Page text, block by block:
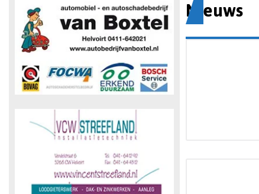
Nieuws